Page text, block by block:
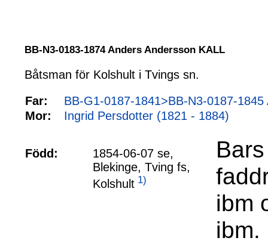
BB-N3-0183-1874 Anders Andersson KALL
Båtsman för Kolshult i Tvings sn.
Far:
BB-G1-0187-1841>BB-N3-0187-
Mor:
Ingrid Persdotter (1821 - 1884)
Född:
1854-06-07 se,
Blekinge, Tving fs,
Kolshult 1)
ibm
ibm.